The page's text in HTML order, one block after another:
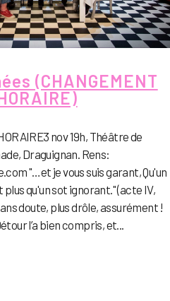
(CHANGEMENT
nov 19h, Théâtre de
Draguignan. Rens:
"…et je vous suis garant, Qu'un
qu'un sot ignorant." (acte IV,
doute, plus drôle, assurément !
l’a bien compris, et...